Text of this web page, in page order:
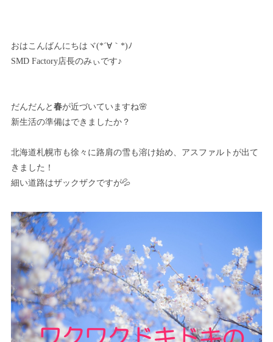
おはこんばんにちはヾ(*´∀｀*)ﾉ
SMD Factory店長のみぃです♪
だんだんと 春が近づいていますね🌸
新生活の準備はできましたか？
北海道札幌市も徐々に路肩の雪も溶け始め、アスファルトが出て
きました！
細い道路はザックザクですが💦